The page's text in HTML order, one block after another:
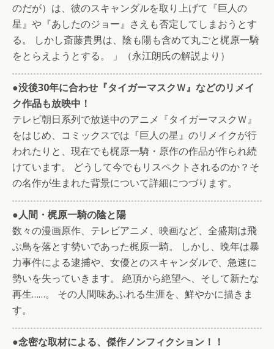
のだが）は、彼のスキャンダルを取り上げて『巨人の
星』や『あしたのジョー』さえも否定してしまおうとす
る。 しかし斎藤貴男は、陰も陽も含めて丸ごと梶原一騎
をとらえようとする。 」（永江朗氏の解説より）
●没後30年に合わせ『タイガーマスクＷ』などのリメイ
ク作品も放映中！
テレビ朝日系列で放送中のアニメ『タイガーマスクＷ』
をはじめ、コミックスでは『巨人の星』のリメイクが行
われたりと、現在でも梶原一騎・原作の作品が作られ続
けています。 どうして今でもリスペクトされるのか？そ
の名作が生まれた背景について詳細につづります。
●人間・梶原一騎の陰と陽
数々の漫画原作、テレビアニメ、映画など、全盛期は飛
ぶ鳥を落とす勢いであった梶原一騎。 しかし、晩年は暴
力事件による逮捕や、女優とのスキャンダルで、急速に
勢いを失っていきます。 絶頂から絶望へ、そして新たな
再生……。 その人間味あふれる生涯を、鮮やかに描きま
す。
●念密な取材による、傑作ノンフィクション！！